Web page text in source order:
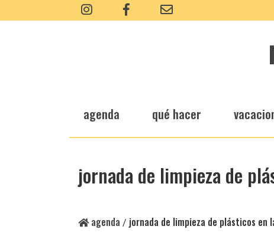
agenda qué hacer
jornada de limpieza de
agenda / jornada de limpieza de plásticos en